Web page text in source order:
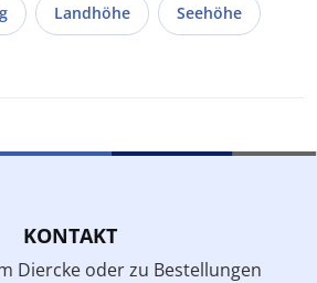
Landhöhe Seehöhe
KONTAKT
Diercke oder zu Bestellungen